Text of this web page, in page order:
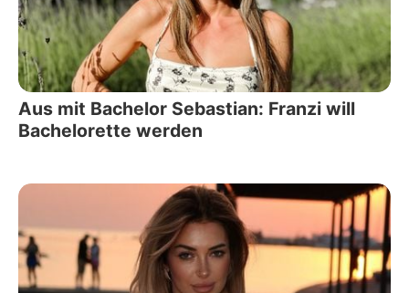
Aus mit Bachelor Sebastian: Franzi will
Bachelorette werden